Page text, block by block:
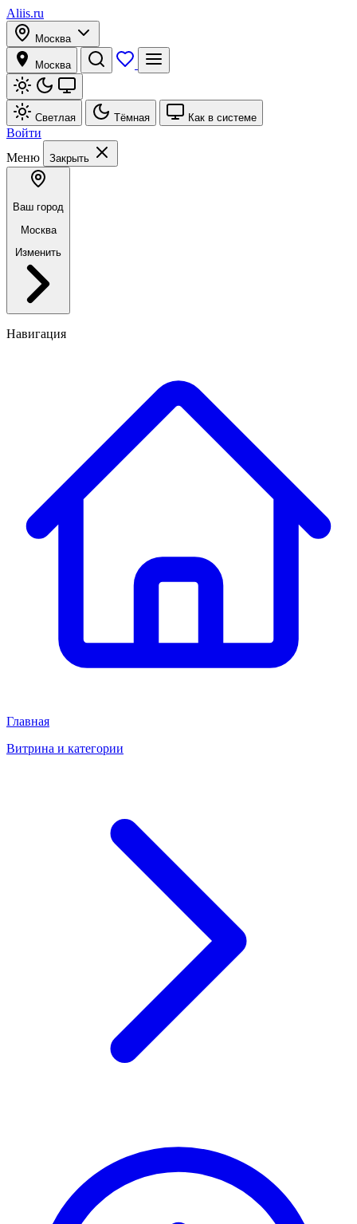
Aliis.ru
Москва
Москва
Светлая Тёмная Как в системе
Войти
Меню
Закрыть
Ваш город
Москва
Изменить
Навигация
Главная
Витрина и категории